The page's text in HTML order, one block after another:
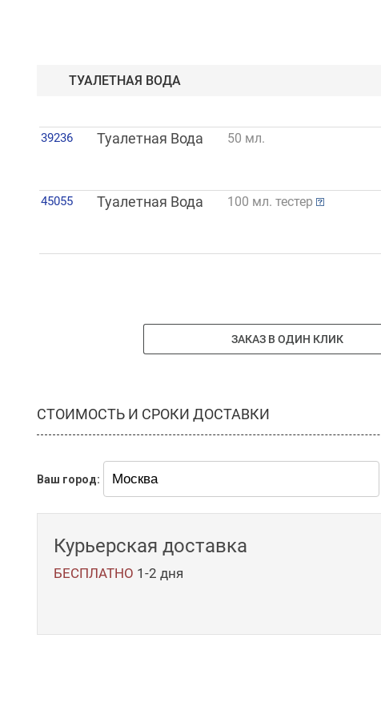
ТУАЛЕТНАЯ ВОДА
39236 Туалетная Вода 50 мл.
45055 Туалетная Вода 100 мл. тестер
ЗАКАЗ В ОДИН КЛИК
СТОИМОСТЬ И СРОКИ ДОСТАВКИ
Ваш город:
Курьерская доставка
БЕСПЛАТНО 1-2 дня